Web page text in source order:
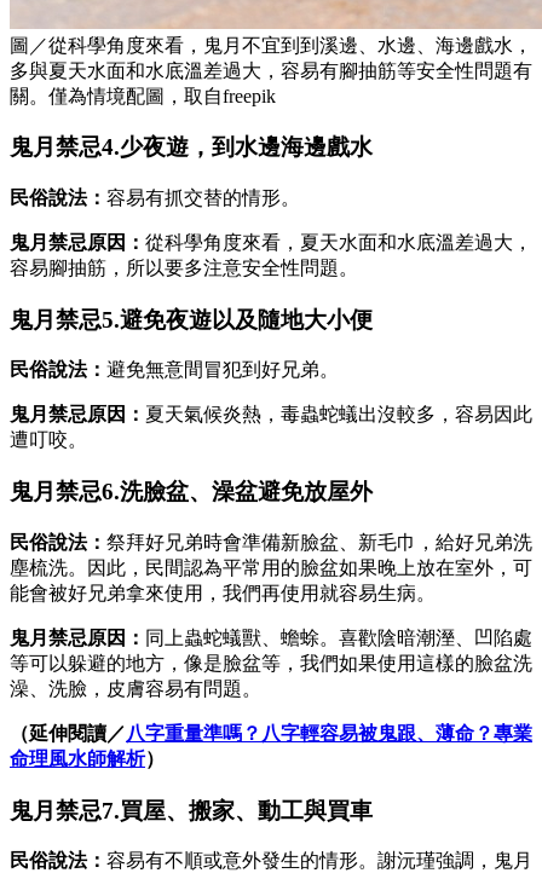
圖／從科學角度來看，鬼月不宜到到溪邊、水邊、海邊戲水，
多與夏天水面和水底溫差過大，容易有腳抽筋等安全性問題有
關。僅為情境配圖，取自freepik
鬼月禁忌4.少夜遊，到水邊海邊戲水
民俗說法： 容易有抓交替的情形。
鬼月禁忌原因： 從科學角度來看，夏天水面和水底溫差過大，
容易腳抽筋，所以要多注意安全性問題。
鬼月禁忌5.避免夜遊以及隨地大小便
民俗說法： 避免無意間冒犯到好兄弟。
鬼月禁忌原因： 夏天氣候炎熱，毒蟲蛇蟻出沒較多，容易因此
遭叮咬。
鬼月禁忌6.洗臉盆、澡盆避免放屋外
民俗說法： 祭拜好兄弟時會準備新臉盆、新毛巾，給好兄弟洗
塵梳洗。因此，民間認為平常用的臉盆如果晚上放在室外，可
能會被好兄弟拿來使用，我們再使用就容易生病。
鬼月禁忌原因： 同上蟲蛇蟻獸、蟾蜍。喜歡陰暗潮溼、凹陷處
等可以躲避的地方，像是臉盆等，我們如果使用這樣的臉盆洗
澡、洗臉，皮膚容易有問題。
（延伸閱讀／八字重量準嗎？八字輕容易被鬼跟、薄命？專業
命理風水師解析）
鬼月禁忌7.買屋、搬家、動工與買車
民俗說法： 容易有不順或意外發生的情形。謝沅瑾強調，鬼月